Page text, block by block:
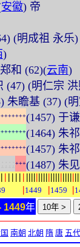
安徽) 帝
(明成祖 永乐
)
和 (62)(云南)
(47) (明仁宗
朱瞻基 (37) (
+++++++(1457) 于
+++++++(1464) 朱
+++++++(1457) 朱
+++(1487) 朱
| | | | | | | ||||||||||||||||||||||
|1449 |1459 |
1449年
南朝 北朝 隋 唐 五